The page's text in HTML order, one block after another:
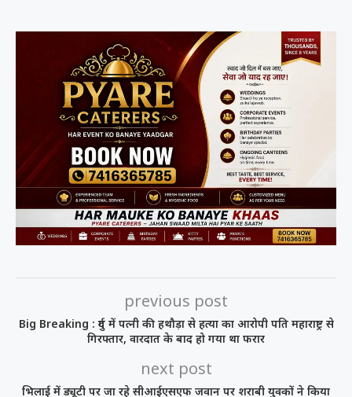
previous post
Big Breaking : दुर्ग में पत्नी की हथौड़ा से हत्या का आरोपी पति महाराष्ट्र से
गिरफ्तार, वारदात के बाद हो गया था फरार
next post
भिलाई में ड्यूटी पर जा रहे सीआईएसएफ जवान पर शराबी युवकों ने किया